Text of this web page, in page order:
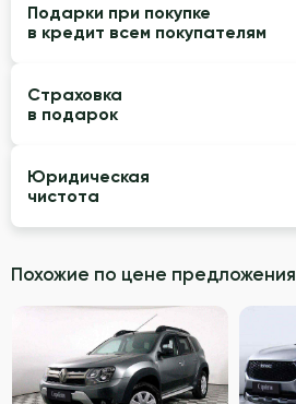
Подарки при покупке
в кредит всем покупателям
Страховка
в подарок
Юридическая
чистота
Похожие по цене предложения